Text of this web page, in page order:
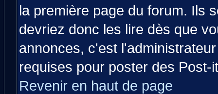
la première page du forum. Ils
devriez donc les lire dès que
annonces, c'est
requises pour poster des Post-
Revenir en haut de page